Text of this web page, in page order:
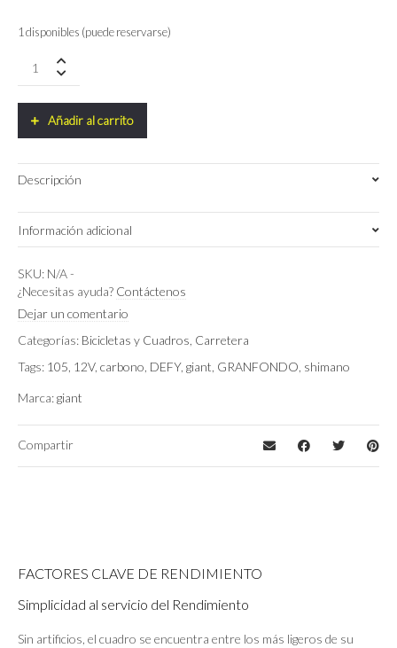
1 disponibles (puede reservarse)
Defy
Shimano
Di2
2025
Añadir al carrito
Descripción
Información adicional
Talla
Color
SKU: N/A-
¿Necesitas ayuda? Contáctenos
Dejar un comentario
Categorías: Bicicletas y Cuadros, Carretera
Tags: 105, 12V, carbono, DEFY, giant, GRANFONDO, shimano
Marca:giant
Compartir
FACTORES CLAVE DE RENDIMIENTO
Simplicidad al servicio del Rendimiento
Sin artificios, el cuadro se encuentra entre los más ligeros de su